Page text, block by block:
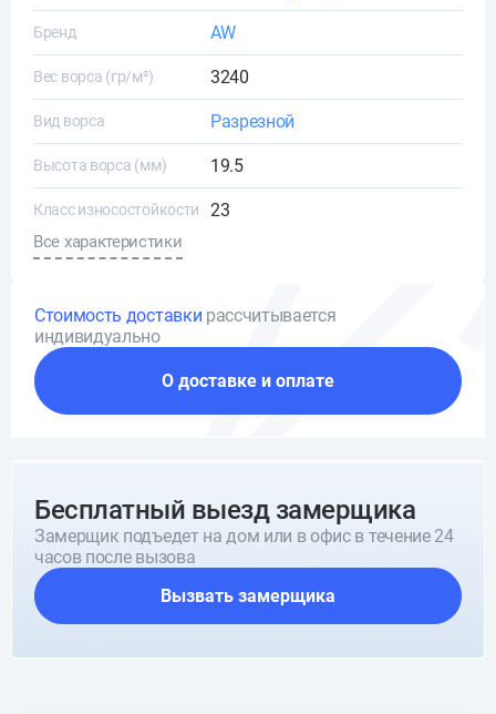
Бренд AW
Вес ворса (гр/м²) 3240
Вид ворса Разрезной
Высота ворса (мм) 19.5
Класс износостойкости 23
Все характеристики
Стоимость доставки рассчитывается
индивидуально
О доставке и оплате
Бесплатный выезд замерщика
Замерщик подъедет на дом или в офис в течение 24
часов после вызова
Вызвать замерщика